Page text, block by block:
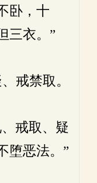
卧，十
三衣。”
戒禁取。
戒取、疑
堕恶法。”